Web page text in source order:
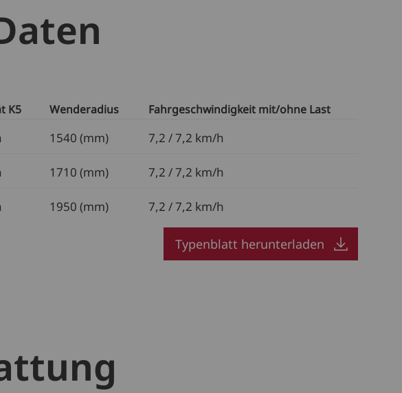
K5 Wenderadius Fahrgeschwindigkeit mit/ohne Last
1540 (mm) 7,2 / 7,2 km/h
1710 (mm) 7,2 / 7,2 km/h
1950 (mm) 7,2 / 7,2 km/h
Typenblatt herunterladen